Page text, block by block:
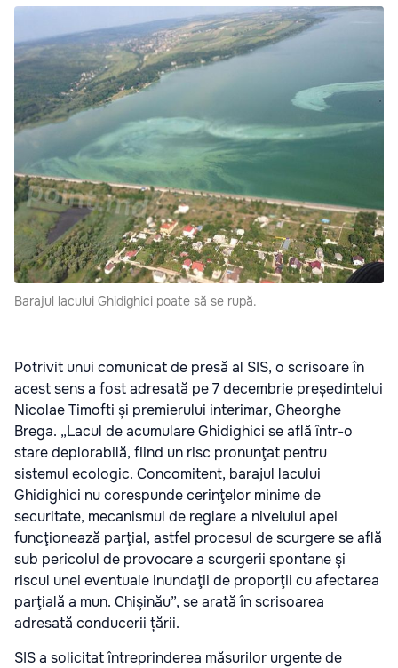
Barajul lacului Ghidighici poate să se rupă.
Potrivit unui comunicat de presă al SIS, o scrisoare în
acest sens a fost adresată pe 7 decembrie președintelui
Nicolae Timofti și premierului interimar, Gheorghe
Brega. „Lacul de acumulare Ghidighici se află într-o
stare deplorabilă, fiind un risc pronunţat pentru
sistemul ecologic. Concomitent, barajul lacului
Ghidighici nu corespunde cerinţelor minime de
securitate, mecanismul de reglare a nivelului apei
funcţionează parţial, astfel procesul de scurgere se află
sub pericolul de provocare a scurgerii spontane şi
riscul unei eventuale inundaţii de proporţii cu afectarea
parţială a mun. Chişinău”, se arată în scrisoarea
adresată conducerii țării.
SIS a solicitat întreprinderea măsurilor urgente de